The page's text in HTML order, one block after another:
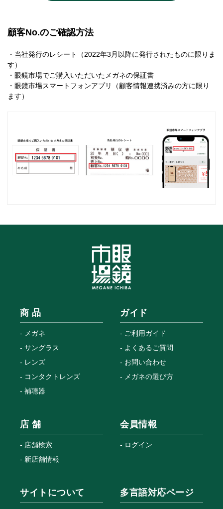
顧客No.のご確認方法
・当社発行のレシート（2022年3月以降に発行されたものに限りま
す）
・眼鏡市場でご購入いただいたメガネの保証書
・眼鏡市場スマートフォンアプリ（顧客情報連携済みの方に限り
ます）
商 品
メガネ
サングラス
レンズ
コンタクトレンズ
補聴器
ガイド
ご利用ガイド
よくあるご質問
お問い合わせ
メガネの選び方
店 舗
店舗検索
新店舗情報
会員情報
ログイン
サイトについて 多言語対応ページ